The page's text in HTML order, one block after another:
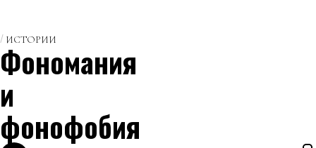
ИСТОРИИ
Фономания
и
фонофобия